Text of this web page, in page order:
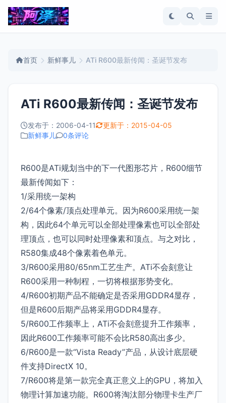
首页 新鲜事儿 ATi R600最新传闻：圣诞节发布
ATi R600最新传闻：圣诞节发布
发布于：2006-04-11
更新于：2015-04-05
新鲜事儿
0条评论
R600是ATi规划当中的下一代图形芯片，R600细节
最新传闻如下：
1/采用统一架构
2/64个像素/顶点处理单元。因为R600采用统一架
构，因此64个单元可以全部处理像素也可以全部处
理顶点，也可以同时处理像素和顶点。与之对比，
R580集成48个像素着色单元。
3/R600采用80/65nm工艺生产。ATi不会刻意让
R600采用一种制程，一切将根据形势变化。
4/R600初期产品不能确定是否采用GDDR4显存，
但是R600后期产品将采用GDDR4显存。
5/R600工作频率上，ATi不会刻意提升工作频率，
因此R600工作频率可能不会比R580高出多少。
6/R600是一款“Vista Ready”产品，从设计底层硬
件支持DirectX 10。
7/R600将是第一款完全真正意义上的GPU，将加入
物理计算加速功能。R600将淘汰部分物理卡生产厂